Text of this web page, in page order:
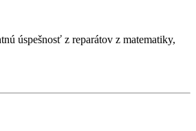
úspešnosť z reparátov z matematiky,